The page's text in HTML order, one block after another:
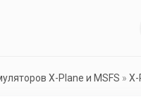
X-Plane и MSFS » X-